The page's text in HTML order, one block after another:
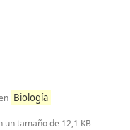
Biología
un tamaño de 12,1 KB